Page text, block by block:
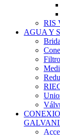
RIS
AGUA Y
Filtro